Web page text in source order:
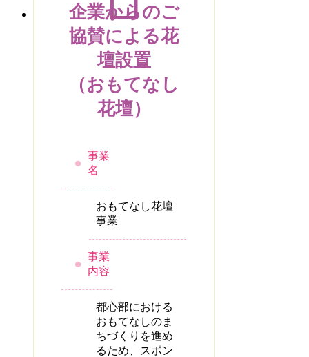
企業からのご
協賛による花
壇設置
（おもてなし
花壇）
事業
名
おもてなし花壇
事業
事業
内容
都心部における
おもてなしのま
ちづくりを進め
るため、スポン